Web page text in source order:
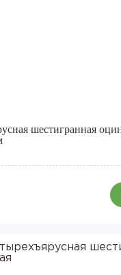
шестигранная